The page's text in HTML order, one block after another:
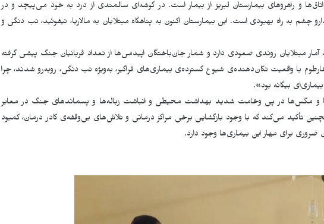
اتاق‌ها و راهروهای بیمارستان لبریز از بیمار است. در گوشه‌ای سالمندی از درد به خود می‌پیچد و در
چشم به راه بهبودی است. این بیمارستان اکنون به پناهگاه مبتلایان به مالاریا، تیفوئید، تب دنگی و
آمار مبتلایان روندی صعودی دارد و شمار جان‌باختگان اپیدمی‌ها از تعداد قربانیان جنگ پیشی گرفته
با واقعیت تکان‌دهنده‌ی شیوع گسترده‌ی بیماری‌های فراگیر، به‌ویژه تب دنگی، روبه‌رو شدند، چرا
بیگانه بود».
و مگس‌ها در پی وخامت شدید بهداشت محیطی و انباشت زباله‌ها و پسماندهای جنگ در معابر
تأکید می‌کند که با وجود بازگشایی برخی مراکز درمانی و تلاش‌های بی‌وقفه‌ی کادر درمان، کمبود
برای مهار این بیماری‌ها وجود دارد.